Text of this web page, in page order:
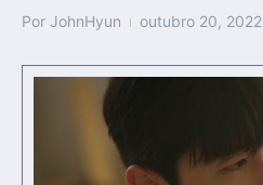
Por JohnHyun outubro 20, 2022